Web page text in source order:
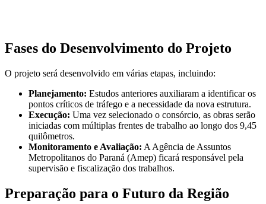
Fases do Desenvolvimento do Projeto
O projeto será desenvolvido em várias etapas, incluindo:
Planejamento: Estudos anteriores auxiliaram a identificar os
pontos críticos de tráfego e a necessidade da nova estrutura.
Execução: Uma vez selecionado o consórcio, as obras serão
iniciadas com múltiplas frentes de trabalho ao longo dos 9,45
quilômetros.
Monitoramento e Avaliação: A Agência de Assuntos
Metropolitanos do Paraná (Amep) ficará responsável pela
supervisão e fiscalização dos trabalhos.
Preparação para o Futuro da Região